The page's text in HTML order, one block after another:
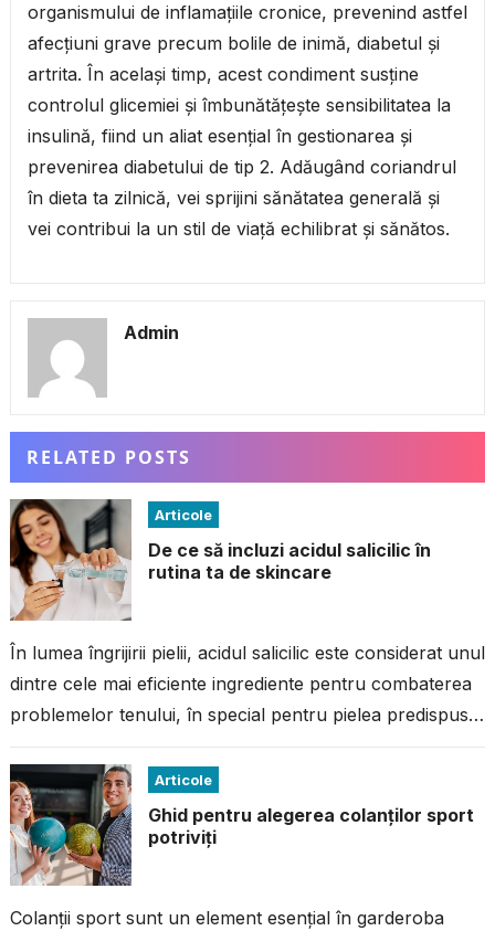
organismului de inflamațiile cronice, prevenind astfel
afecțiuni grave precum bolile de inimă, diabetul și
artrita. În același timp, acest condiment susține
controlul glicemiei și îmbunătățește sensibilitatea la
insulină, fiind un aliat esențial în gestionarea și
prevenirea diabetului de tip 2. Adăugând coriandrul
în dieta ta zilnică, vei sprijini sănătatea generală și
vei contribui la un stil de viață echilibrat și sănătos.
Admin
RELATED POSTS
Articole
De ce să incluzi acidul salicilic în
rutina ta de skincare
În lumea îngrijirii pielii, acidul salicilic este considerat unul
dintre cele mai eficiente ingrediente pentru combaterea
problemelor tenului, în special pentru pielea predispusă
Articole
Ghid pentru alegerea colanților sport
potriviți
Colanții sport sunt un element esențial în garderoba